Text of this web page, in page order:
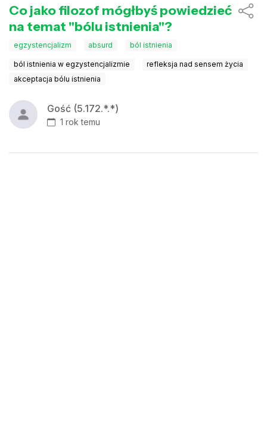
Co jako filozof mógłbyś powiedzieć
na temat "bólu istnienia"?
egzystencjalizm absurd ból istnienia
ból istnienia w egzystencjalizmie
refleksja nad sensem życia
akceptacja bólu istnienia
Gość (5.172.*.*)
1 rok temu